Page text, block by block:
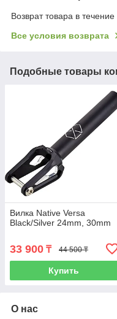
Возврат товара в
Все условия возврата
Подобные товары
Вилка Native Versa
Black/Silver 24mm, 30mm
33 900 ₸ 44 500 ₸
Купить
О нас